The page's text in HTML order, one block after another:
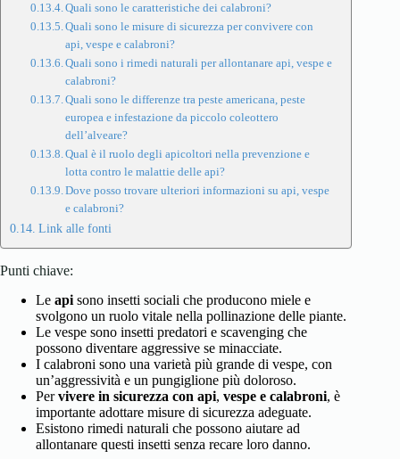
Quali sono le caratteristiche dei calabroni?
Quali sono le misure di sicurezza per convivere con
api, vespe e calabroni?
Quali sono i rimedi naturali per allontanare api, vespe e
calabroni?
Quali sono le differenze tra peste americana, peste
europea e infestazione da piccolo coleottero
dell’alveare?
Qual è il ruolo degli apicoltori nella prevenzione e
lotta contro le malattie delle api?
Dove posso trovare ulteriori informazioni su api, vespe
e calabroni?
Link alle fonti
Punti chiave:
Le api sono insetti sociali che producono miele e
svolgono un ruolo vitale nella pollinazione delle piante.
Le vespe sono insetti predatori e scavenging che
possono diventare aggressive se minacciate.
I calabroni sono una varietà più grande di vespe, con
un’aggressività e un pungiglione più doloroso.
Pervivere in sicurezza con api, vespe e calabroni, è
importante adottare misure di sicurezza adeguate.
Esistono rimedi naturali che possono aiutare ad
allontanare questi insetti senza recare loro danno.